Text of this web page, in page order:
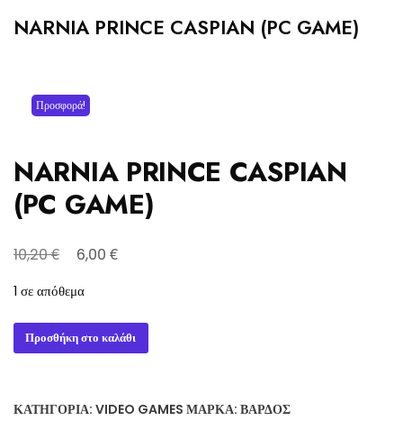
NARNIA PRINCE CASPIAN (PC GAME)
Προσφορά!
NARNIA PRINCE CASPIAN
(PC GAME)
10,20€
Original
was:
10,20 €.
6,00 €Η
είναι:
6,00 €.
1 σε απόθεμα
NARNIA
PRINCE
GAME)
Προσθήκη στο καλάθι
ΚΑΤΗΓΟΡΊΑ: VIDEO GAMES ΜΆΡΚΑ: ΒΆΡΔΟΣ